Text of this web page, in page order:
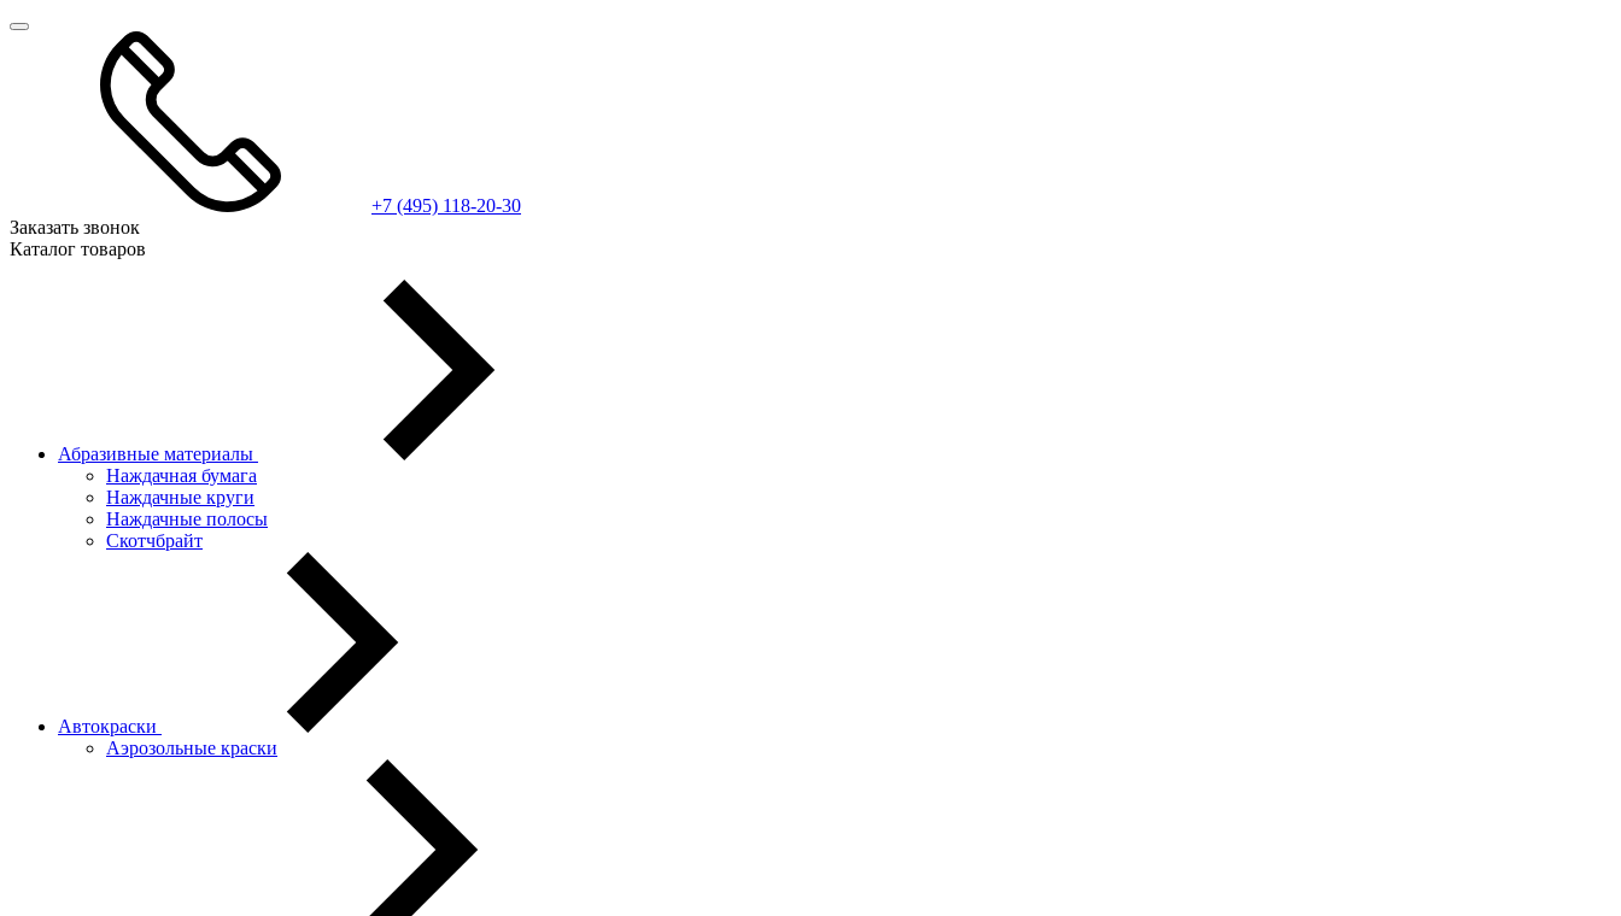
+7 (495) 118-20-30
Заказать звонок
Каталог товаров
Абразивные материалы
Наждачная бумага
Наждачные круги
Наждачные полосы
Скотчбрайт
Автокраски
Аэрозольные краски